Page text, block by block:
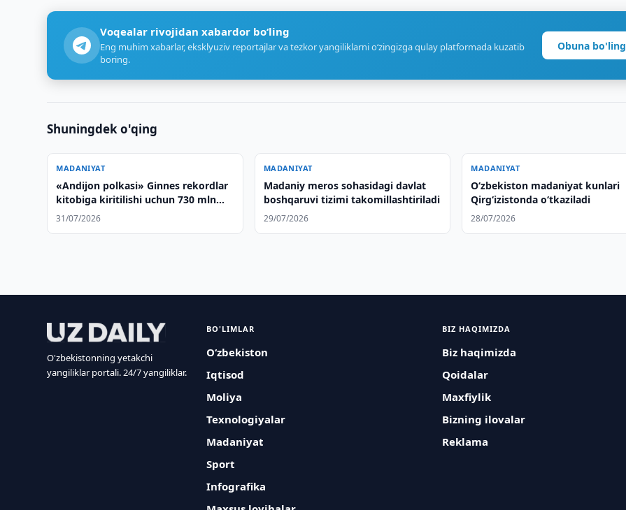
Voqealar rivojidan xabardor bo‘ling
Eng muhim xabarlar, eksklyuziv reportajlar va tezkor yangiliklarni o‘zingizga qulay platformada kuzatib
boring.
Obuna bo'ling
Shuningdek o'qing
MADANIYAT
«Andijon polkasi» Ginnes rekordlar
kitobiga kiritilishi uchun 730 mln
so‘m ajratildi
31/07/2026
MADANIYAT
Madaniy meros sohasidagi davlat
boshqaruvi tizimi takomillashtiriladi
29/07/2026
MADANIYAT
O‘zbekiston madaniyat kunlari
Qirg‘izistonda o‘tkaziladi
28/07/2026
O'zbekistonning yetakchi
yangiliklar portali. 24/7 yangiliklar.
BO'LIMLAR
O‘zbekiston
Iqtisod
Moliya
Texnologiyalar
Madaniyat
Sport
Infografika
BIZ HAQIMIZDA
Biz haqimizda
Qoidalar
Maxfiylik
Bizning ilovalar
Reklama